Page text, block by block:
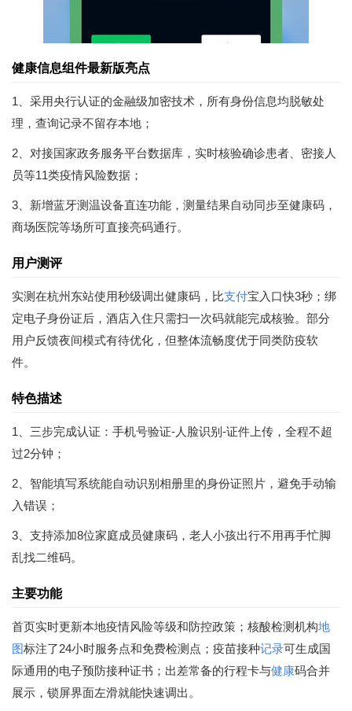
健康信息组件最新版亮点
1、采用央行认证的金融级加密技术，所有身份信息均脱敏处
理，查询记录不留存本地；
2、对接国家政务服务平台数据库，实时核验确诊患者、密接人
员等11类疫情风险数据；
3、新增蓝牙测温设备直连功能，测量结果自动同步至健康码，
商场医院等场所可直接亮码通行。
用户测评
实测在杭州东站使用秒级调出健康码，比支付宝入口快3秒；绑
定电子身份证后，酒店入住只需扫一次码就能完成核验。部分
用户反馈夜间模式有待优化，但整体流畅度优于同类防疫软
件。
特色描述
1、三步完成认证：手机号验证-人脸识别-证件上传，全程不超
过2分钟；
2、智能填写系统能自动识别相册里的身份证照片，避免手动输
入错误；
3、支持添加8位家庭成员健康码，老人小孩出行不用再手忙脚
乱找二维码。
主要功能
首页实时更新本地疫情风险等级和防控政策；核酸检测机构地
图标注了24小时服务点和免费检测点；疫苗接种记录可生成国
际通用的电子预防接种证书；出差常备的行程卡与健康码合并
展示，锁屏界面左滑就能快速调出。